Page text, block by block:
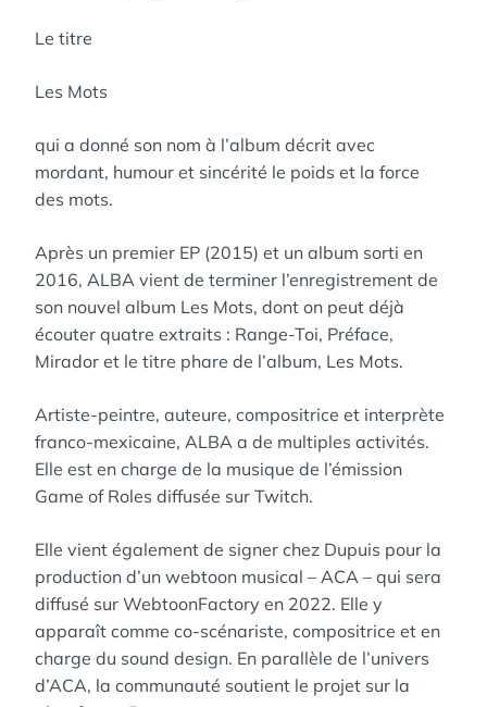
Le titre
Les Mots
qui a donné son nom à l’album décrit avec
mordant, humour et sincérité le poids et la force
des mots.
Après un premier EP (2015) et un album sorti en
2016, ALBA vient de terminer l’enregistrement de
son nouvel album Les Mots, dont on peut déjà
écouter quatre extraits : Range-Toi, Préface,
Mirador et le titre phare de l’album, Les Mots.
Artiste-peintre, auteure, compositrice et interprète
franco-mexicaine, ALBA a de multiples activités.
Elle est en charge de la musique de l’émission
Game of Roles diffusée sur Twitch.
Elle vient également de signer chez Dupuis pour la
production d’un webtoon musical – ACA – qui sera
diffusé sur WebtoonFactory en 2022. Elle y
apparaît comme co-scénariste, compositrice et en
charge du sound design. En parallèle de l’univers
d’ACA, la communauté soutient le projet sur la